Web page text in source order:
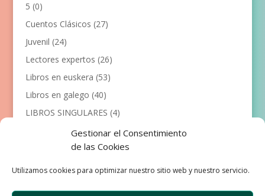
Gestionar el Consentimiento
de las Cookies
Utilizamos cookies para optimizar nuestro sitio web y nuestro servicio.
5 (0)
Cuentos Clásicos (27)
Juvenil (24)
Lectores expertos (26)
Libros en euskera (53)
Libros en galego (40)
LIBROS SINGULARES (4)
Llibres en català (117)
Manualidades (53)
Primeros lectores
(101)